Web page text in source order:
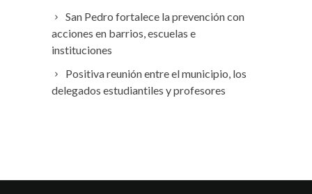
San Pedro fortalece la prevención con
acciones en barrios, escuelas e
instituciones
Positiva reunión entre el municipio, los
delegados estudiantiles y profesores